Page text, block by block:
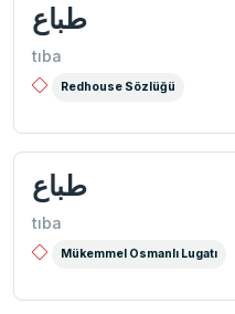
طباع
tıba
Redhouse Sözlüğü
طباع
tıba
Mükemmel Osmanlı Lugatı